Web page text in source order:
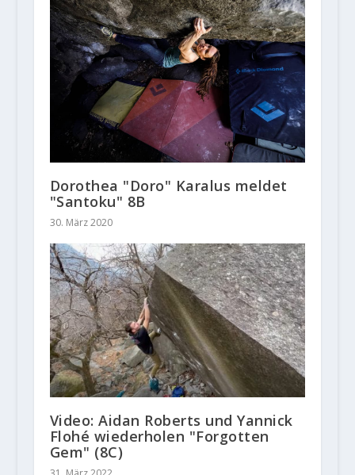
Dorothea "Doro" Karalus meldet
"Santoku" 8B
30. März 2020
Video: Aidan Roberts und Yannick
Flohé wiederholen "Forgotten
Gem" (8C)